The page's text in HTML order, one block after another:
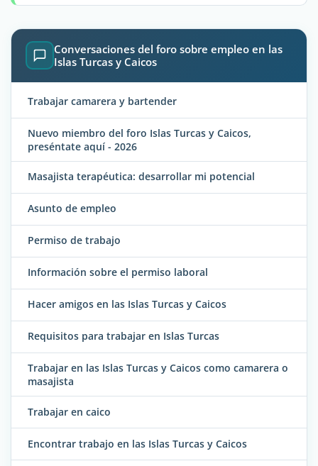
Conversaciones del foro sobre empleo en las
Islas Turcas y Caicos
Trabajar camarera y bartender
Nuevo miembro del foro Islas Turcas y Caicos,
preséntate aquí - 2026
Masajista terapéutica: desarrollar mi potencial
Asunto de empleo
Permiso de trabajo
Información sobre el permiso laboral
Hacer amigos en las Islas Turcas y Caicos
Requisitos para trabajar en Islas Turcas
Trabajar en las Islas Turcas y Caicos como camarera o
masajista
Trabajar en caico
Encontrar trabajo en las Islas Turcas y Caicos